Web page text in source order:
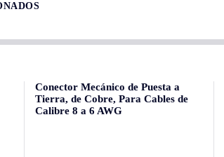
Conector Mecánico de Puesta a
Tierra, de Cobre, Para Cables de
Calibre 8 a 6 AWG